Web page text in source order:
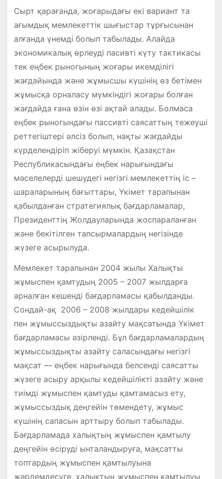
Сырт қарағанда, жоғарыдағы екі вариант та
ағымдық мемлекеттік шығыстар тұрғысынан
алғанда үнемді болып табылады. Алайда
экономикалық өрлеуді пасивті күту тактикасы
тек еңбек рыногының жоғары икемділігі
жағдайында және жұмысшы күшінің өз бетімен
жұмысқа орналасу мүмкіндігі жоғары болған
жағдайда ғана өзін өзі ақтай алады. Болмаса
еңбек рыногындағы пассивті саясаттың тежеуші
реттегіштері әлсіз болып, нақты жағдайды
күрделендіріп жіберуі мүмкін. Қазақстан
Республикасындағы еңбек нарығындағы
мәселелерді шешудегі негізгі мемлекеттің іс –
шараларының бағыттары, Үкімет тарапынан
қабылданған стратегиялық бағдарламалар,
Президенттің Жолдауларында жоспараланған
және бекітілген тапсырмалардың негізінде
жүзеге асырылуда.
Мемлекет тарапынан 2004 жылы Халықты
жұмыспен қамтудың 2005 – 2007 жылдарға
арналған кешендi бағдарламасы қабылданды.
Сондай-ақ 2006 – 2008 жылдары кедейшiлiк
пен жұмыссыздықты азайту мақсатында Үкімет
бағдарламасы әзірленді. Бұл бағдарламалардың
жұмыссыздықты азайту саласындағы негiзгi
мақсат — еңбек нарығында белсендi саясатты
жүзеге асыру арқылы кедейшiлiктi азайту және
тиiмдi жұмыспен қамтуды қамтамасыз ету,
жұмыссыздық деңгейiн төмендету, жұмыс
күшiнiң сапасын арттыру болып табылады.
Бағдарламада халықтың жұмыспен қамтылу
деңгейiн өсірудi ынталандыруға, мақсатты
топтардың жұмыспен қамтылуына
жәрдемдесуге, халықтың жұмыспен қамтылуы